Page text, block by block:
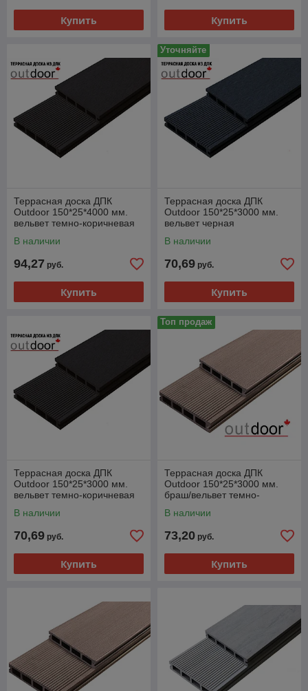
Купить Купить
Террасная доска ДПК
Outdoor 150*25*4000 мм.
вельвет темно-коричневая
В наличии
94,27 руб.
Купить
Уточняйте
Террасная доска ДПК
Outdoor 150*25*3000 мм.
вельвет черная
В наличии
70,69 руб.
Купить
Террасная доска ДПК
Outdoor 150*25*3000 мм.
вельвет темно-коричневая
В наличии
70,69 руб.
Купить
Топ продаж
Террасная доска ДПК
Outdoor 150*25*3000 мм.
браш/вельвет темно-
В наличии
73,20 руб.
Купить